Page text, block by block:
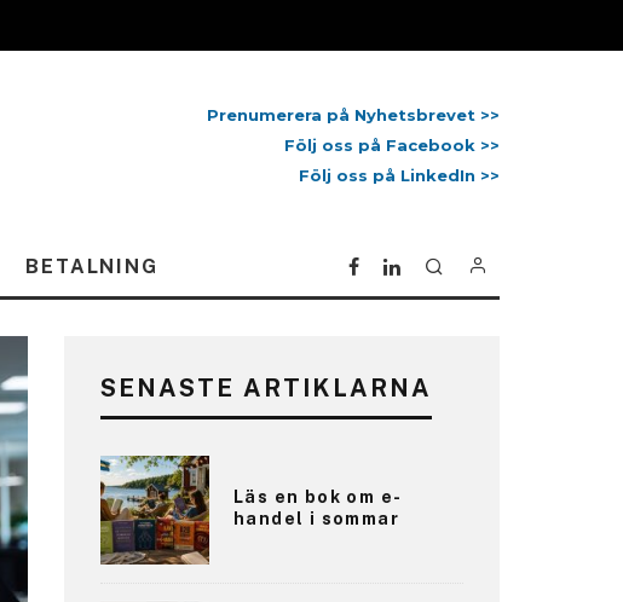
Prenumerera på Nyhetsbrevet >>
Följ oss på Facebook >>
Följ oss på LinkedIn >>
BETALNING
SENASTE ARTIKLARNA
Läs en bok om e-
handel i sommar